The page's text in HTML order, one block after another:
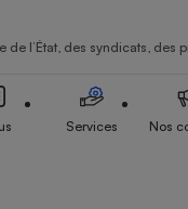
de l’État, des syndicats, des
Services Nos